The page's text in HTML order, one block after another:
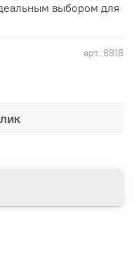
арт. 8818
выбором для